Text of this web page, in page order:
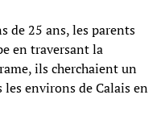
de 25 ans, les parents
en traversant la
ils cherchaient un
les environs de Calais en